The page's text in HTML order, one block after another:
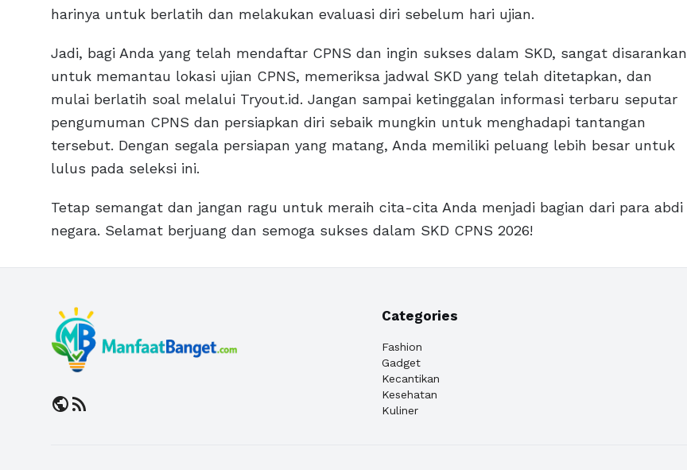
harinya untuk berlatih dan melakukan evaluasi diri sebelum hari ujian.
Jadi, bagi Anda yang telah mendaftar CPNS dan ingin sukses dalam SKD, sangat disarankan
untuk memantau lokasi ujian CPNS, memeriksa jadwal SKD yang telah ditetapkan, dan
mulai berlatih soal melalui Tryout.id. Jangan sampai ketinggalan informasi terbaru seputar
pengumuman CPNS dan persiapkan diri sebaik mungkin untuk menghadapi tantangan
tersebut. Dengan segala persiapan yang matang, Anda memiliki peluang lebih besar untuk
lulus pada seleksi ini.
Tetap semangat dan jangan ragu untuk meraih cita-cita Anda menjadi bagian dari para abdi
negara. Selamat berjuang dan semoga sukses dalam SKD CPNS 2026!
publicrss_feed
Categories
Fashion
Gadget
Kecantikan
Kesehatan
Kuliner